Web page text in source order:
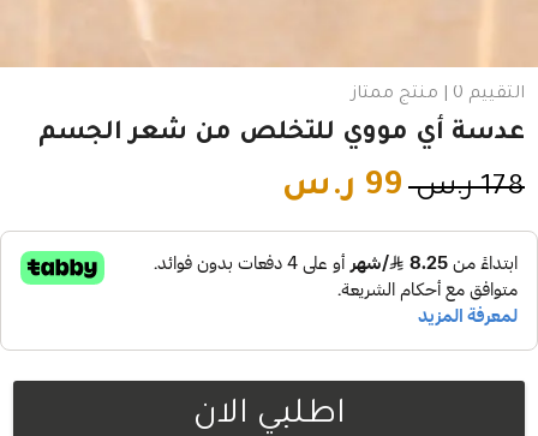
التقييم 0 | منتج ممتاز
عدسة أي مووي للتخلص من شعر الجسم
178 ر.س 99 ر.س
اطلبي الان